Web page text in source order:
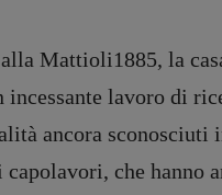
Mattioli1885, la
lavoro di
ancora
capolavori, che